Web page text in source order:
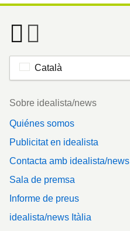
Català
Footer
Sobre idealista/news
Quiénes somos
Publicitat en idealista
Contacta amb idealista/news
Sala de premsa
Informe de preus
idealista/news Itàlia